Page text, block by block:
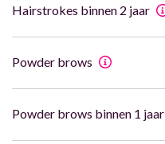
Hairstrokes binnen 2 jaar
Powder brows
Powder brows binnen 1 jaar